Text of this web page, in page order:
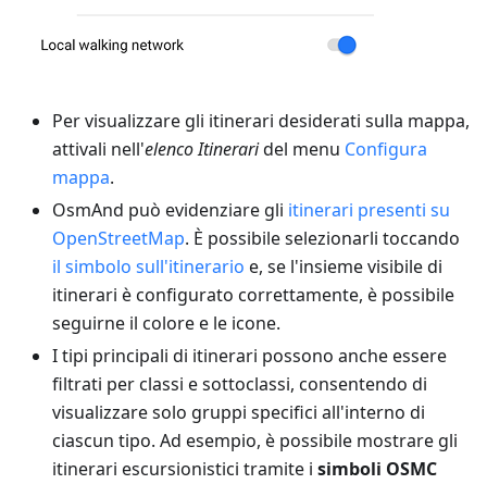
Per visualizzare gli itinerari desiderati sulla mappa,
attivali nell'elenco Itineraridel menu Configura
mappa.
OsmAnd può evidenziare gli itinerari presenti su
OpenStreetMap. È possibile selezionarli toccando
il simbolo sull'itinerario e, se l'insieme visibile di
itinerari è configurato correttamente, è possibile
seguirne il colore e le icone.
I tipi principali di itinerari possono anche essere
filtrati per classi e sottoclassi, consentendo di
visualizzare solo gruppi specifici all'interno di
ciascun tipo. Ad esempio, è possibile mostrare gli
itinerari escursionistici tramite i simboli OSMC